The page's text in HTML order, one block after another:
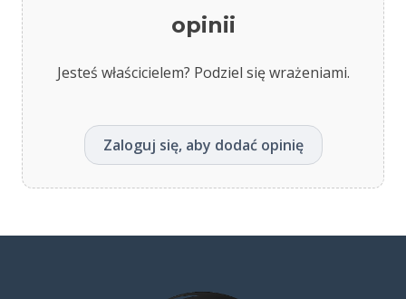
opinii
Jesteś właścicielem? Podziel się wrażeniami.
Zaloguj się, aby dodać opinię